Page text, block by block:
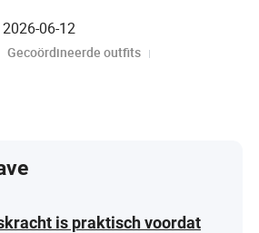
2026-06-12
Gecoördineerde outfits
is praktisch voordat